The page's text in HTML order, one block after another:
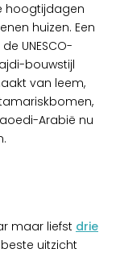
hoogtijdagen
huizen. Een
UNESCO-
bouwstijl
van leem,
Arabië nu
maar liefst drie
uitzicht